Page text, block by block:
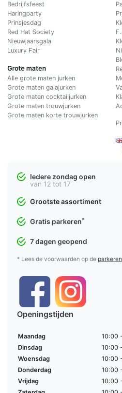
Bedrijfsfeest
Haringparty
Prinsjesdag
Red Hat Society
Nieuwjaarsgala
Luxury Fair
Grote maten
Alle grote maten jurken
Grote maten galajurken
Grote maten cocktailjurken
Grote maten trouwjurken
Grote maten korte trouwjurken
Iedere zondag open
van 12 tot 17
Grootste assortiment
Gratis parkeren*
7 dagen geopend
* Lees de voorwaarden op de parkeren
Openingstijden
Maandag
10:00
Dinsdag
10:00
Woensdag
10:00
Donderdag
10:00
Vrijdag
10:00